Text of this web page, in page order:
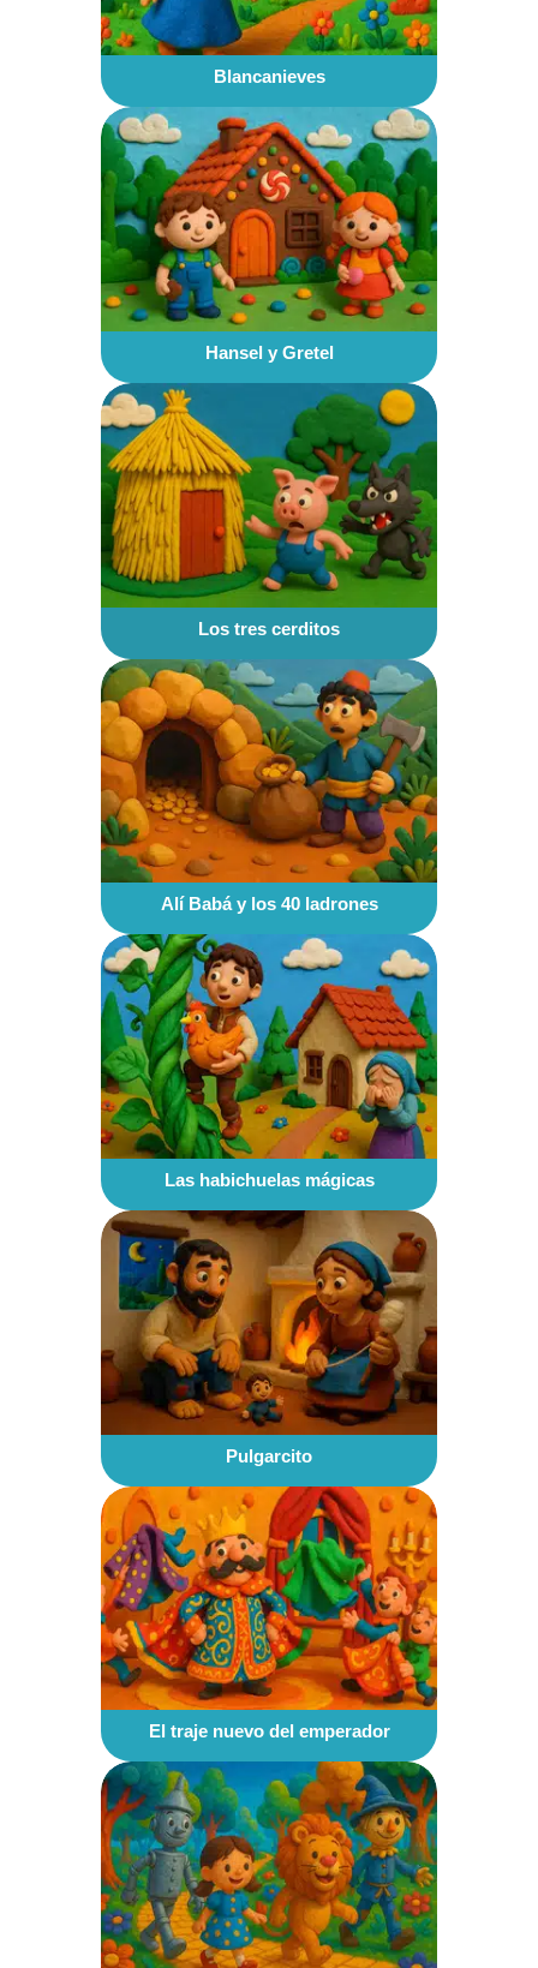
Blancanieves
Hansel y Gretel
Los tres cerditos
Alí Babá y los 40 ladrones
Las habichuelas mágicas
Pulgarcito
El traje nuevo del emperador